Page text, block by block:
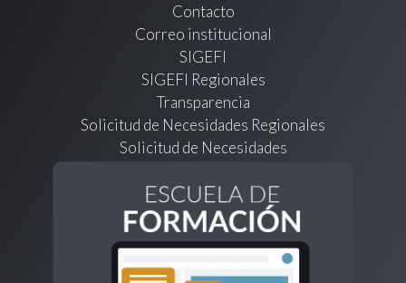
Contacto
Correo institucional
SIGEFI
SIGEFI Regionales
Transparencia
Solicitud de Necesidades Regionales
Solicitud de Necesidades